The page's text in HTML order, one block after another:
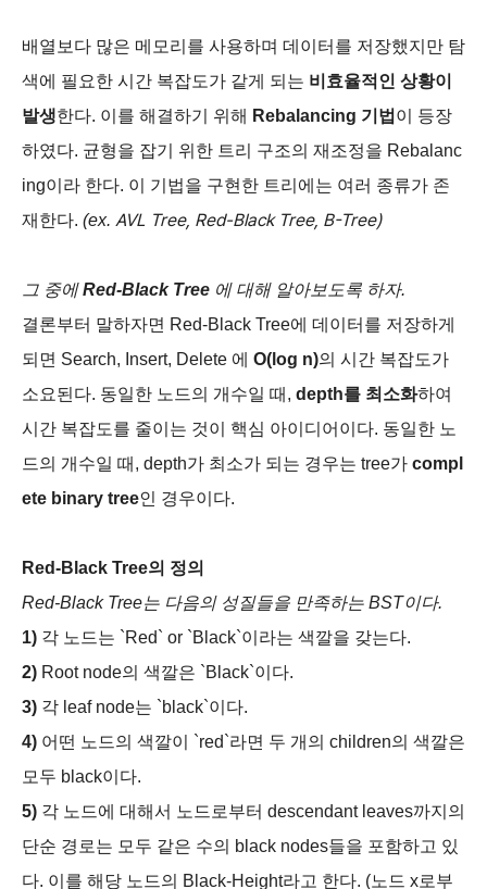
배열보다 많은 메모리를 사용하며 데이터를 저장했지만 탐
색에 필요한 시간 복잡도가 같게 되는 비효율적인 상황이
발생한다. 이를 해결하기 위해 Rebalancing 기법 이 등장
하였다. 균형을 잡기 위한 트리 구조의 재조정을 Rebalanc
ing이라 한다. 이 기법을 구현한 트리에는 여러 종류가 존
재한다. (ex. AVL Tree, Red-Black Tree, B-Tree)
그 중에Red-Black Tree 에 대해 알아보도록 하자.
결론부터 말하자면 Red-Black Tree에 데이터를 저장하게
되면 Search, Insert, Delete 에 O(log n)의 시간 복잡도가
소요된다. 동일한 노드의 개수일 때, depth를 최소화하여
시간 복잡도를 줄이는 것이 핵심 아이디어이다. 동일한 노
드의 개수일 때, depth가 최소가 되는 경우는 tree가 compl
ete binary tree인 경우이다.
Red-Black Tree의 정의
Red-Black Tree는 다음의 성질들을 만족하는 BST이다.
1) 각 노드는 `Red` or `Black`이라는 색깔을 갖는다.
2) Root node의 색깔은 `Black`이다.
3) 각 leaf node는 `black`이다.
4) 어떤 노드의 색깔이 `red`라면 두 개의 children의 색깔은
모두 black이다.
5) 각 노드에 대해서 노드로부터 descendant leaves까지의
단순 경로는 모두 같은 수의 black nodes들을 포함하고 있
다. 이를 해당 노드의 Black-Height라고 한다. (노드 x로부